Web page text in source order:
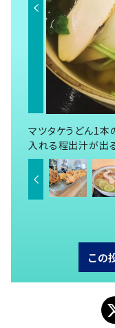
マツタケうどん1
入れる程出汁が出る
この